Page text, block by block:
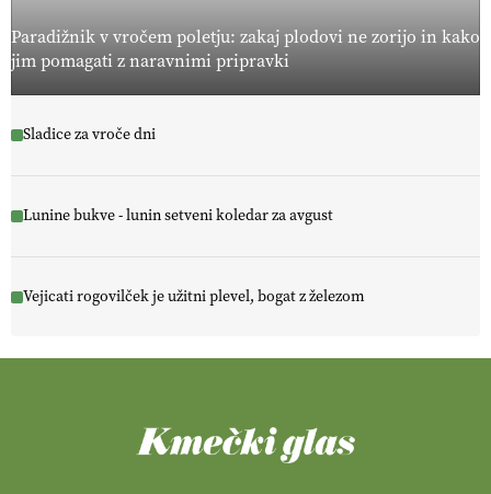
Paradižnik v vročem poletju: zakaj plodovi ne zorijo in kako
jim pomagati z naravnimi pripravki
Sladice za vroče dni
Lunine bukve - lunin setveni koledar za avgust
Vejicati rogovilček je užitni plevel, bogat z železom